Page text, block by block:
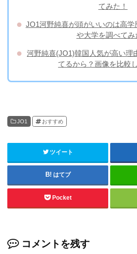
てみた！
JO1河野純喜が頭がいいのは高学
や大学を調べてみ
河野純喜(JO1)韓国人気が高い理
てるから？画像を比較
JO1 おすすめ
ツイート
はてブ
Pocket
コメントを残す